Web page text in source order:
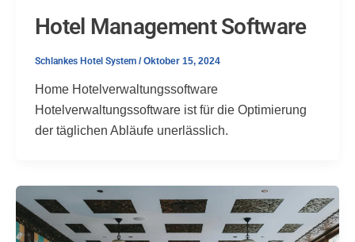
Hotel Management Software
Schlankes Hotel System /Oktober 15, 2024
Home Hotelverwaltungssoftware
Hotelverwaltungssoftware ist für die Optimierung
der täglichen Abläufe unerlässlich.